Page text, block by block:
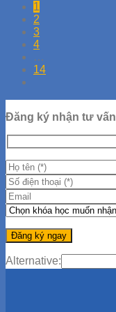
1
2
3
4
…
14
Đăng ký nhận tư vấn
Alternative: